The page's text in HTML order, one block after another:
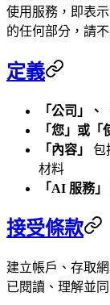
使用服務，即表
的任何部分，請
定義
「公司」、
「您」或「
「內容」
包
材料
「AI 服務」
接受條款
建立帳戶、存取
已閱讀、理解並